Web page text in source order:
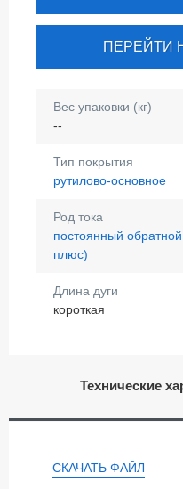
ПЕРЕЙТИ
Вес упаковки (кг)
--
Тип покрытия
рутилово-основное
Род тока
постоянный
плюс)
Длина дуги
короткая
Технические
СКАЧАТЬ ФАЙЛ